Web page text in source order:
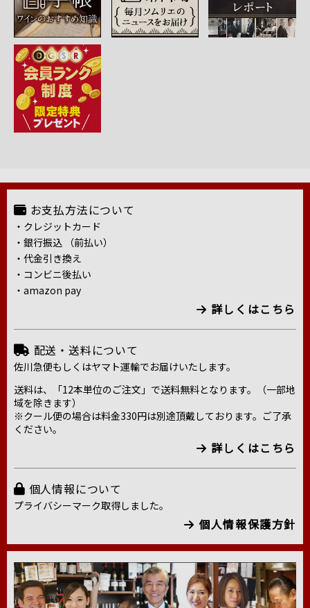
お支払方法について
・クレジットカード
・銀行振込 （前払い）
・代金引き換え
・コンビニ後払い
・amazon pay
詳しくはこちら
配送・送料について
佐川急便もしくはヤマト運輸でお届けいたします。
送料は、「12本単位のご注文」で送料無料となります。（一部地
域を除きます）
※クール便の場合は料金330円は別途頂戴しております。ご了承
ください。
詳しくはこちら
個人情報について
プライバシーマーク取得しました。
個人情報保護方針